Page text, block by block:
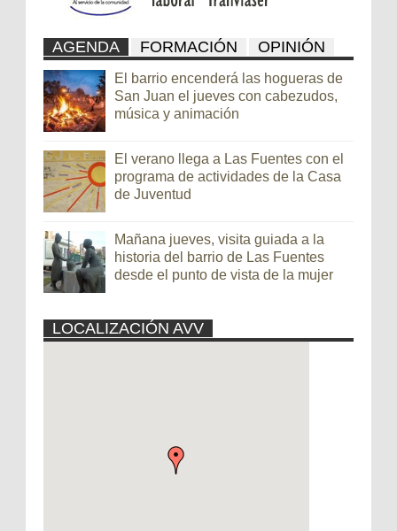
AGENDA FORMACIÓN OPINIÓN
El barrio encenderá las hogueras de
San Juan el jueves con cabezudos,
música y animación
El verano llega a Las Fuentes con el
programa de actividades de la Casa
de Juventud
Mañana jueves, visita guiada a la
historia del barrio de Las Fuentes
desde el punto de vista de la mujer
LOCALIZACIÓN AVV